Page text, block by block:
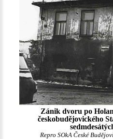
Zánik dvoru po
českobudějovického
Repro SOkA České